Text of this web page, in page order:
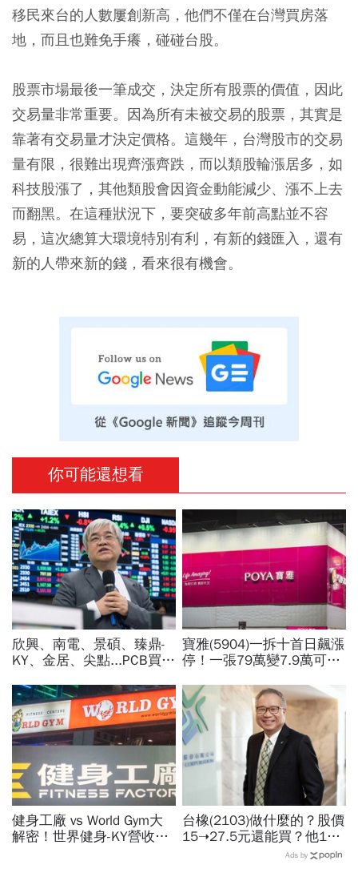
移民來台的人數屢創新高，他們不僅在台灣買房落
地，而且也難免手癢，碰碰台股。
股票市場最後一筆成交，決定所有股票的價值，因此
交易量非常重要。因為所有未被交易的股票，其實是
靠著有交易量才決定價格。這幾年，台灣股市的交易
量有限，很難出現齊漲齊跌，而以類股輪漲居多，如
科技股漲了，其他類股會因資金動能減少、漲不上去
而翻黑。在這種狀況下，要突破多年前高點並不容
易，這次總算大環境特別有利，有新的錢匯入，還有
新的人帶來新的錢，看來很有機會。
你可能還想看
欣興、南電、景碩、臻鼎-
KY、金居、尖點...PCB買誰
11月末升段首選，V轉反彈
最快
寶雅(5904)一拆十首日飆漲
停！一張79萬變7.9萬可以
存股6年領悟：股票買一
次，股息領終身
健身工廠 vs World Gym大
解密！世界健身-KY營收大
台橡(2103)做什麼的？股價
15➝27.5元還能買？他19
元賣掉捶心肝...連拉2根漲
Ads by